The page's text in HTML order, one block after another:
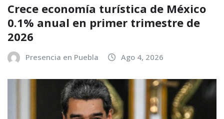
Crece economía turística de México
0.1% anual en primer trimestre de
2026
Presencia en Puebla Ago 4, 2026